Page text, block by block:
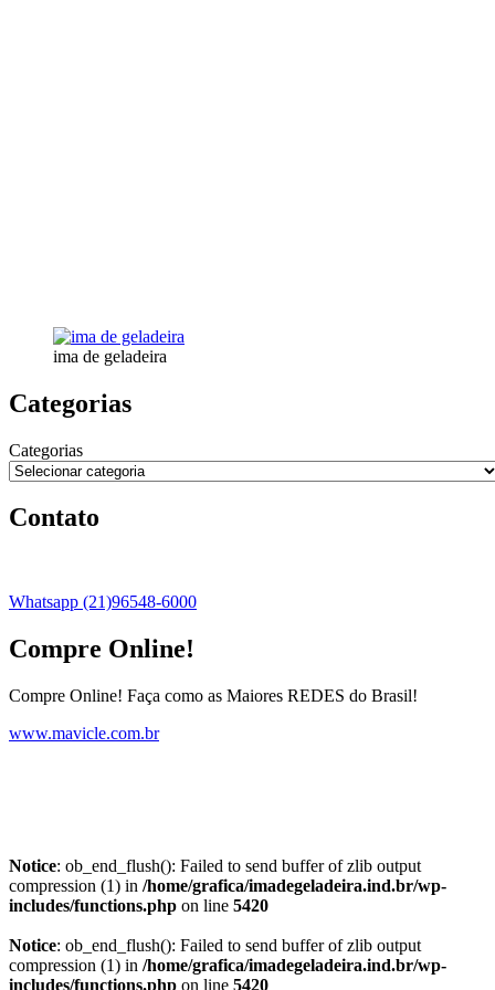
ima de geladeira
Categorias
Categorias
Contato
Whatsapp (21)96548-6000
Compre Online!
Compre Online! Faça como as Maiores REDES do Brasil!
www.mavicle.com.br
Notice: ob_end_flush(): Failed to send buffer of zlib output
compression (1) in /home/grafica/imadegeladeira.ind.br/wp-
includes/functions.php on line 5420
Notice: ob_end_flush(): Failed to send buffer of zlib output
compression (1) in /home/grafica/imadegeladeira.ind.br/wp-
includes/functions.php on line 5420